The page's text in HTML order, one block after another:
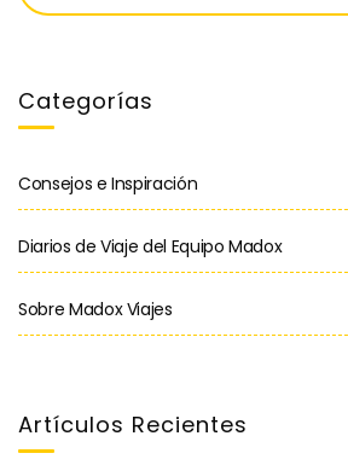
Categorías
Consejos e Inspiración
Diarios de Viaje del Equipo Madox
Sobre Madox Viajes
Artículos Recientes